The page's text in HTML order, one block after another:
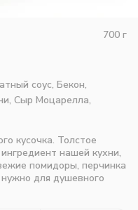
700 г
соус, Бекон,
Сыр Моцарелла,
кусочка. Толстое
нашей кухни,
помидоры, перчинка
для душевного